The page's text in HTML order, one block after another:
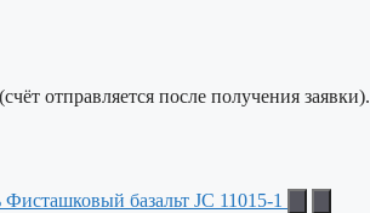
отправляется после получения заявки).